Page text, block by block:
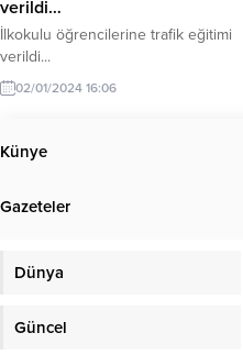
verildi…
İlkokulu öğrencilerine trafik eğitimi
verildi...
02/01/2024 16:06
Künye
Gazeteler
Dünya
Güncel